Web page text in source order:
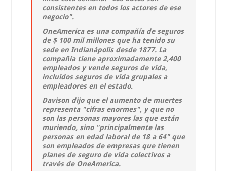
consistentes en todos los actores de ese
negocio".
OneAmerica es una compañía de seguros
de $ 100 mil millones que ha tenido su
sede en Indianápolis desde 1877. La
compañía tiene aproximadamente 2,400
empleados y vende seguros de vida,
incluidos seguros de vida grupales a
empleadores en el estado.
Davison dijo que el aumento de muertes
representa "cifras enormes", y que no
son las personas mayores las que están
muriendo, sino "principalmente las
personas en edad laboral de 18 a 64" que
son empleados de empresas que tienen
planes de seguro de vida colectivos a
través de OneAmerica.